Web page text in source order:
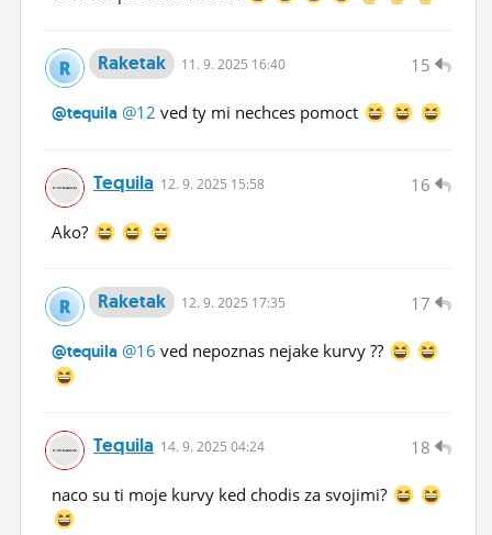
15
Raketak 11. 9. 2025 16:40
@tequila @12 ved ty mi nechces pomoct
16
Tequila 12. 9. 2025 15:58
Ako?
17
Raketak 12. 9. 2025 17:35
@tequila @16 ved nepoznas nejake kurvy ??
18
Tequila 14. 9. 2025 04:24
naco su ti moje kurvy ked chodis za svojimi?